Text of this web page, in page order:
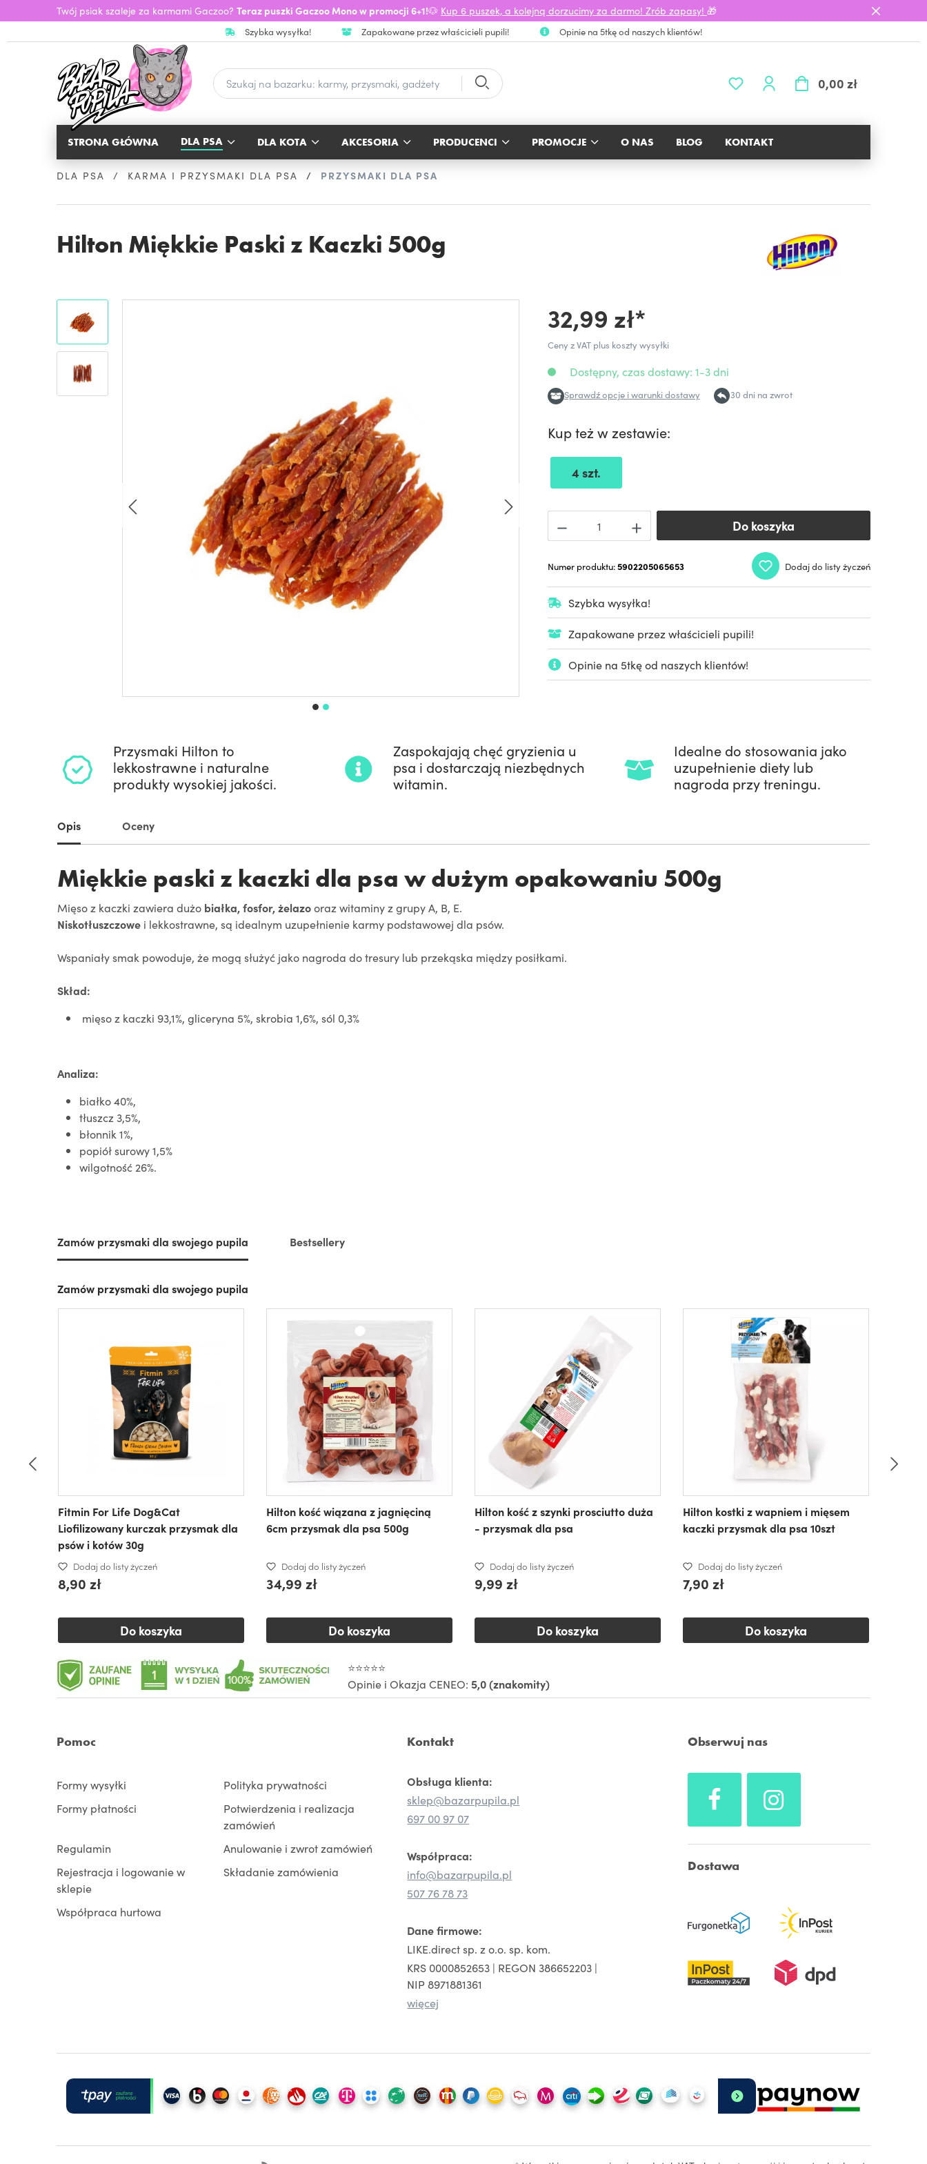
Twój psiak szaleje za karmami Gaczoo? Teraz puszki Gaczoo Mono w promocji 6+1!🐶 Kup 6 puszek, a kolejną dorzucimy za darmo! Zrób zapasy! 🎁
Szybka wysyłka! Zapakowane przez właścicieli pupili! Opinie na 5tkę od naszych klientów!
0,00 zł
STRONA GŁÓWNA BLOG
DLA PSA DLA KOTA AKCESORIA PRODUCENCI PROMOCJE O NAS KONTAKT
DLA PSA KARMA I PRZYSMAKI DLA PSA PRZYSMAKI DLA PSA
Hilton Miękkie Paski z Kaczki 500g
32,99 zł*
Ceny z VAT plus koszty wysyłki
Dostępny, czas dostawy: 1-3 dni
Sprawdź opcje i warunki dostawy 30 dni na zwrot
Kup też w zestawie:
4 szt.
Do koszyka
Do koszyka
Numer produktu:5902205065653 Dodaj do listy życzeń
Szybka wysyłka!
Zapakowane przez właścicieli pupili!
Opinie na 5tkę od naszych klientów!
Przysmaki Hilton to
lekkostrawne i naturalne
produkty wysokiej jakości.
Zaspokajają chęć gryzienia u
psa i dostarczają niezbędnych
witamin.
Idealne do stosowania jako
uzupełnienie diety lub
nagroda przy treningu.
Opis Oceny
Miękkie paski z kaczki dla psa w dużym opakowaniu 500g
Mięso z kaczki zawiera dużo białka, fosfor, żelazooraz witaminy z grupy A, B, E.
Niskotłuszczowe i lekkostrawne, są idealnym uzupełnienie karmy podstawowej dla psów.
Wspaniały smak powoduje, że mogą służyć jako nagroda do tresury lub przekąska między posiłkami.
Skład:
mięso z kaczki 93,1%, gliceryna 5%, skrobia 1,6%, sól 0,3%
Analiza:
białko40%,
tłuszcz 3,5%,
błonnik 1%,
popiół surowy 1,5%
wilgotność 26%.
Zamów przysmaki dla swojego pupila Bestsellery
Zamów przysmaki dla swojego pupila
Fitmin For Life Dog&Cat
Liofilizowany kurczak przysmak dla
psów i kotów 30g
Dodaj do listy życzeń
8,90 zł
Do koszyka
Hilton kość wiązana z jagnięciną
6cm przysmak dla psa 500g
Dodaj do listy życzeń
34,99 zł
Do koszyka
Hilton kość z szynki prosciutto duża
- przysmak dla psa
Dodaj do listy życzeń
9,99 zł
Do koszyka
Hilton kostki z wapniem i mięsem
kaczki przysmak dla psa 10szt
Dodaj do listy życzeń
7,90 zł
Do koszyka
⭐⭐⭐⭐⭐
Opinie i Okazja CENEO: 5,0 (znakomity)
Pomoc
Formy wysyłki
Polityka prywatności
Formy płatności
Potwierdzenia i realizacja
zamówień
Regulamin
Anulowanie i zwrot zamówień
Rejestracja i logowanie w
sklepie
Składanie zamówienia
Współpraca hurtowa
Kontakt
Obsługa klienta:
sklep@bazarpupila.pl
697 00 97 07
Współpraca:
info@bazarpupila.pl
507 76 78 73
Dane firmowe:
LIKE.direct sp. z o.o. sp. kom.
KRS 0000852653 | REGON 386652203 |
NIP 8971881361
więcej
Obserwuj nas
Dostawa